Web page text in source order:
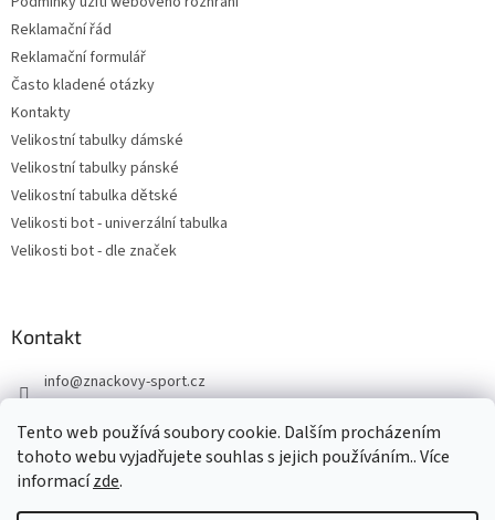
Tento web používá soubory cookie. Dalším procházením
tohoto webu vyjadřujete souhlas s jejich používáním.. Více
informacízde.
Reklamační řád
Reklamační formulář
Často kladené otázky
Kontakty
Velikostní tabulky dámské
Velikostní tabulky pánské
Velikostní tabulka dětské
Velikosti bot - univerzální tabulka
Velikosti bot - dle značek
Kontakt
info@znackovy-sport.cz